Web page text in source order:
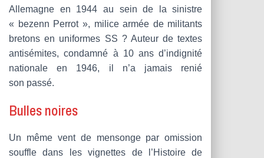
Allemagne en 1944 au sein de la sinistre
« bezenn Perrot », milice armée de militants
bretons en uniformes SS ? Auteur de textes
antisémites, condamné à 10 ans d’indignité
nationale en 1946, il n’a jamais renié
son passé.
Bulles noires
Un même vent de mensonge par omission
souffle dans les vignettes de l’Histoire de